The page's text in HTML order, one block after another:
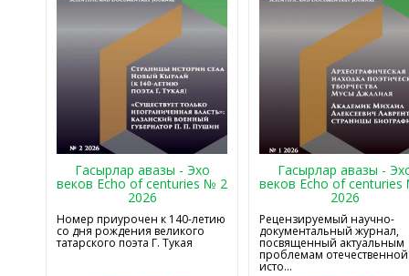
Гасырлар авазы - Эхо
веков Echo of centuries № 2
2026
Номер приурочен к 140-летию
со дня рождения великого
татарского поэта Г. Тукая
Гасырлар авазы -
веков Echo of
2026
Рецензируемый научно-
документальный журнал,
посвященный актуальным
проблемам отечественной
исто...